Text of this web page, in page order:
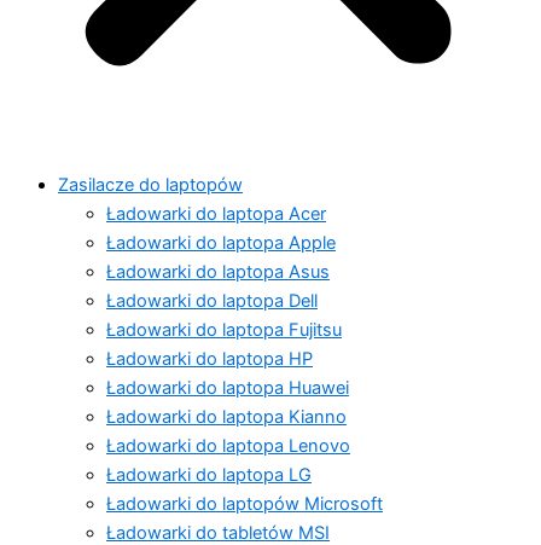
Zasilacze do laptopów
Ładowarki do laptopa Acer
Ładowarki do laptopa Apple
Ładowarki do laptopa Asus
Ładowarki do laptopa Dell
Ładowarki do laptopa Fujitsu
Ładowarki do laptopa HP
Ładowarki do laptopa Huawei
Ładowarki do laptopa Kianno
Ładowarki do laptopa Lenovo
Ładowarki do laptopa LG
Ładowarki do laptopów Microsoft
Ładowarki do tabletów MSI